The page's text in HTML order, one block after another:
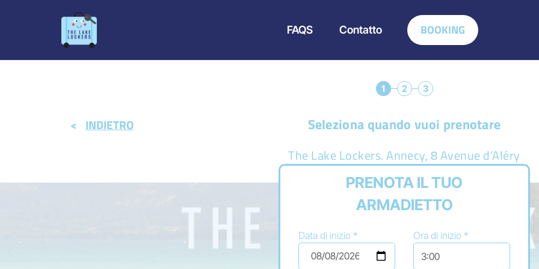
FAQS Contatto BOOKING
1 2 3
< INDIETRO Seleziona quando vuoi prenotare
The Lake Lockers. Annecy, 8 Avenue d’Aléry
PRENOTA IL TUO
ARMADIETTO
Data di inizio * Ora di inizio *